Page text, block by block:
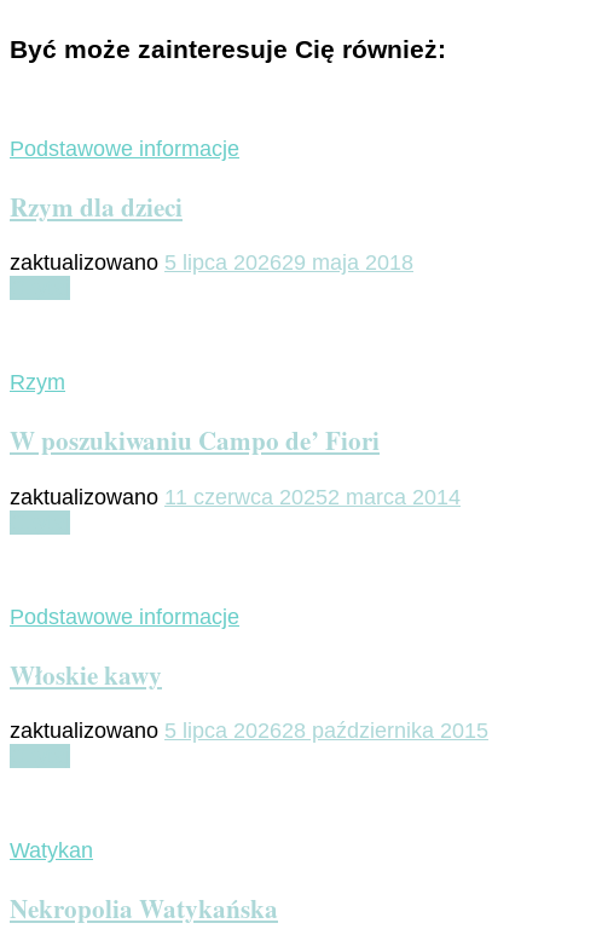
Być może zainteresuje Cię również:
Podstawowe informacje
Rzym dla dzieci
zaktualizowano 5 lipca 202629 maja 2018
Rzym
W poszukiwaniu Campo de’ Fiori
zaktualizowano 11 czerwca 20252 marca 2014
Podstawowe informacje
Włoskie kawy
zaktualizowano 5 lipca 202628 października 2015
Watykan
Nekropolia Watykańska